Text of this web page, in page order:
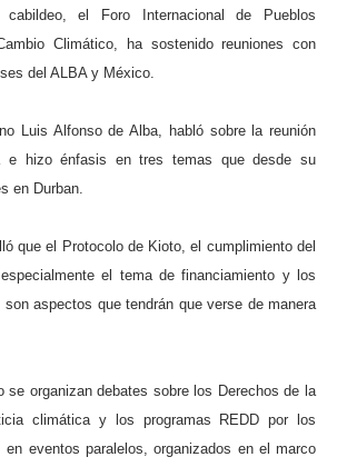
el Foro Internacional de Pueblos
Climático, ha sostenido reuniones con
del ALBA y México.
Luis Alfonso de Alba, habló sobre la reunión
e hizo énfasis en tres temas que desde su
en Durban.
que el Protocolo de Kioto, el cumplimiento del
el tema de financiamiento y los
aspectos que tendrán que verse de manera
se organizan debates sobre los Derechos de la
climática y los programas REDD por los
en eventos paralelos, organizados en el marco